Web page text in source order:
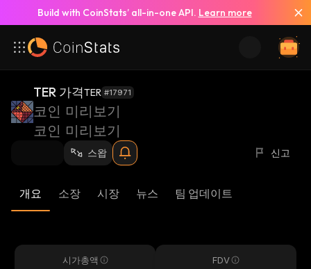
Build with CoinStats’ all-in-one API. Learn more
TER 가격TER #17971
코인 미리보기
코인 미리보기
스왑 신고
개요 소장 시장 뉴스 팀 업데이트
시가총액 FDV